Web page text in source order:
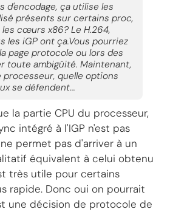
d'encodage, ça utilise les
présents sur certains proc,
cœurs x86? Le H.264,
les iGP ont ça.Vous pourriez
page protocole ou lors des
toute ambigüité. Maintenant,
quelle options
se défendent...
la partie CPU du processeur,
intégré à l'IGP n'est pas
permet pas d'arriver à un
équivalent à celui obtenu
très utile pour certains
rapide. Donc oui on pourrait
une décision de protocole de